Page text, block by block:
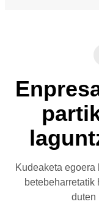
Kudeaketa
duten